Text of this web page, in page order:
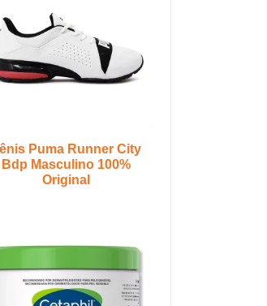
Puma Runner City
Bdp Masculino 100%
Original